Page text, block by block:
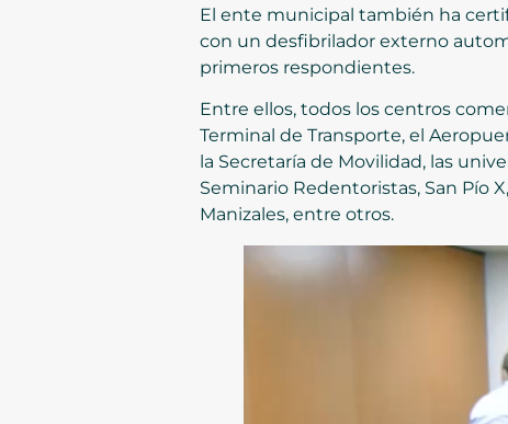
El ente municipal también ha
con un desfibrilador externo
primeros respondientes.
Entre ellos, todos los centros
Terminal de Transporte, el
la Secretaría de Movilidad, las
Seminario Redentoristas, San Pío
Manizales, entre otros.